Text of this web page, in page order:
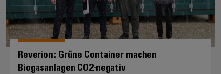
Reverion: Grüne Container machen
Biogasanlagen CO2-negativ